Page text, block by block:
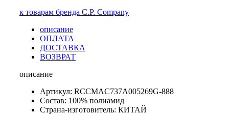
к товарам бренда C.P. Company
описание
ОПЛАТА
ДОСТАВКА
ВОЗВРАТ
описание
Артикул: RCCMAC737A005269G-888
Состав: 100% полиамид
Страна-изготовитель: КИТАЙ